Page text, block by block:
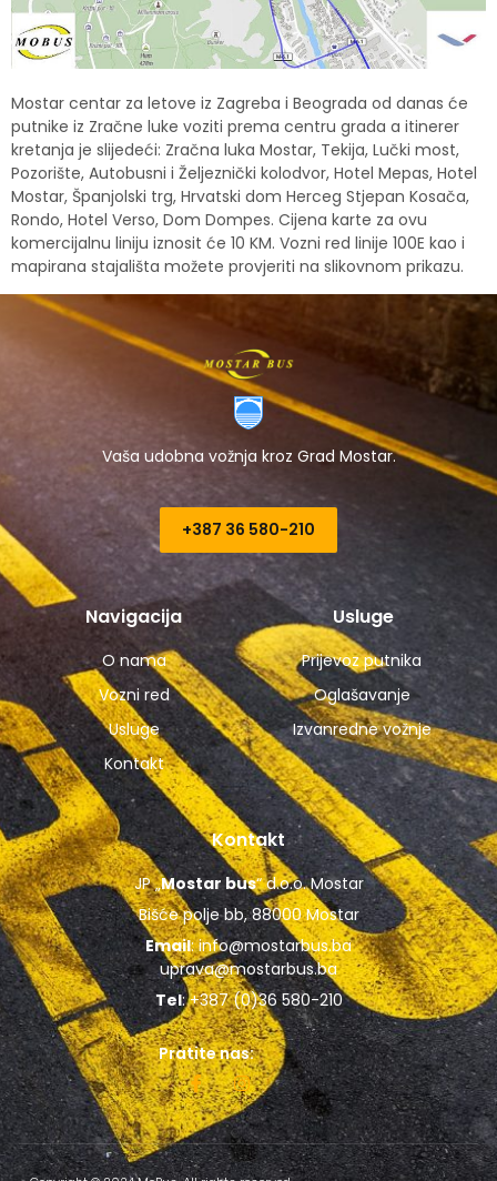
Mostar centar za letove iz Zagreba i Beograda od danas će
putnike iz Zračne luke voziti prema centru grada a itinerer
kretanja je slijedeći: Zračna luka Mostar, Tekija, Lučki most,
Pozorište, Autobusni i Željeznički kolodvor, Hotel Mepas, Hotel
Mostar, Španjolski trg, Hrvatski dom Herceg Stjepan Kosača,
Rondo, Hotel Verso, Dom Dompes. Cijena karte za ovu
komercijalnu liniju iznosit će 10 KM. Vozni red linije 100E kao i
mapirana stajališta možete provjeriti na slikovnom prikazu.
Vaša udobna vožnja kroz Grad Mostar.
+387 36 580-210​
Navigacija
O nama
Vozni red
Usluge
Kontakt
Usluge
Prijevoz putnika
Oglašavanje
Izvanredne vožnje
Kontakt
JP „Mostar bus“ d.o.o. Mostar
Bišće polje bb, 88000 Mostar
Email:info@mostarbus.ba
uprava@mostarbus.ba
Tel: +387 (0)36 580-210
Pratite nas: